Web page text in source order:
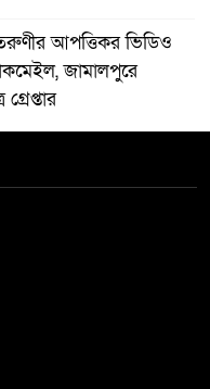
আপত্তিকর ভিডিও
জামালপুরে
খান “জামায়াত-
গ্রেপ্তার